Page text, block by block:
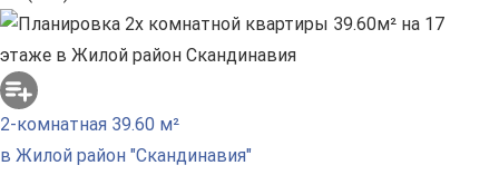
2-комнатная 39.60 м²
в Жилой район "Скандинавия"